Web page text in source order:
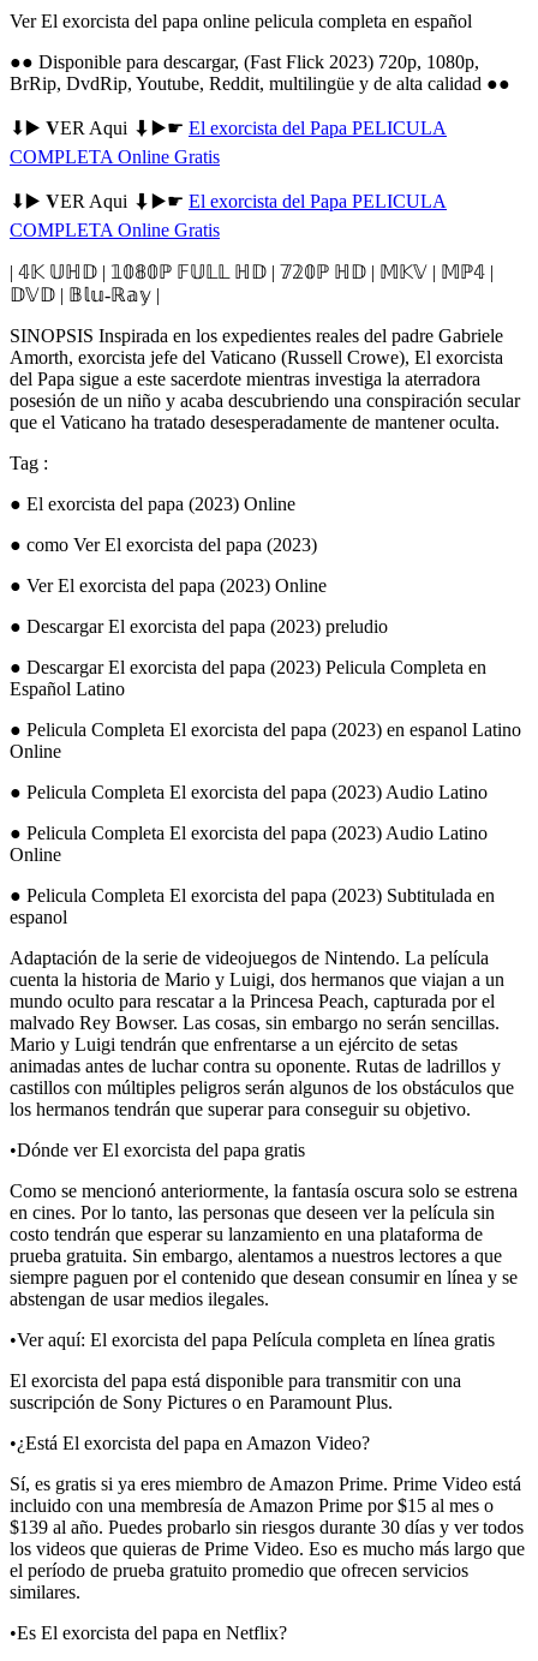
Ver El exorcista del papa online pelicula completa en español
●● Disponible para descargar, (Fast Flick 2023) 720p, 1080p,
BrRip, DvdRip, Youtube, Reddit, multilingüe y de alta calidad ●●
⬇▶️ 𝐕ER Aqui ⬇▶️☛ El exorcista del Papa PELICULA
COMPLETA Online Gratis
⬇▶️ 𝐕ER Aqui ⬇▶️☛ El exorcista del Papa PELICULA
COMPLETA Online Gratis
| 𝟜𝕂 𝕌ℍ𝔻 | 𝟙𝟘𝟠𝟘ℙ 𝔽𝕌𝕃𝕃 ℍ𝔻 | 𝟟𝟚𝟘ℙ ℍ𝔻 | 𝕄𝕂𝕍 | 𝕄ℙ𝟜 |
𝔻𝕍𝔻 | 𝔹𝕝𝕦-ℝ𝕒𝕪 |
SINOPSIS Inspirada en los expedientes reales del padre Gabriele
Amorth, exorcista jefe del Vaticano (Russell Crowe), El exorcista
del Papa sigue a este sacerdote mientras investiga la aterradora
posesión de un niño y acaba descubriendo una conspiración secular
que el Vaticano ha tratado desesperadamente de mantener oculta.
Tag :
● El exorcista del papa (2023) Online
● como Ver El exorcista del papa (2023)
● Ver El exorcista del papa (2023) Online
● Descargar El exorcista del papa (2023) preludio
● Descargar El exorcista del papa (2023) Pelicula Completa en
Español Latino
● Pelicula Completa El exorcista del papa (2023) en espanol Latino
Online
● Pelicula Completa El exorcista del papa (2023) Audio Latino
● Pelicula Completa El exorcista del papa (2023) Audio Latino
Online
● Pelicula Completa El exorcista del papa (2023) Subtitulada en
espanol
Adaptación de la serie de videojuegos de Nintendo. La película
cuenta la historia de Mario y Luigi, dos hermanos que viajan a un
mundo oculto para rescatar a la Princesa Peach, capturada por el
malvado Rey Bowser. Las cosas, sin embargo no serán sencillas.
Mario y Luigi tendrán que enfrentarse a un ejército de setas
animadas antes de luchar contra su oponente. Rutas de ladrillos y
castillos con múltiples peligros serán algunos de los obstáculos que
los hermanos tendrán que superar para conseguir su objetivo.
•Dónde ver El exorcista del papa gratis
Como se mencionó anteriormente, la fantasía oscura solo se estrena
en cines. Por lo tanto, las personas que deseen ver la película sin
costo tendrán que esperar su lanzamiento en una plataforma de
prueba gratuita. Sin embargo, alentamos a nuestros lectores a que
siempre paguen por el contenido que desean consumir en línea y se
abstengan de usar medios ilegales.
•Ver aquí: El exorcista del papa Película completa en línea gratis
El exorcista del papa está disponible para transmitir con una
suscripción de Sony Pictures o en Paramount Plus.
•¿Está El exorcista del papa en Amazon Video?
Sí, es gratis si ya eres miembro de Amazon Prime. Prime Video está
incluido con una membresía de Amazon Prime por $15 al mes o
$139 al año. Puedes probarlo sin riesgos durante 30 días y ver todos
los videos que quieras de Prime Video. Eso es mucho más largo que
el período de prueba gratuito promedio que ofrecen servicios
similares.
•Es El exorcista del papa en Netflix?